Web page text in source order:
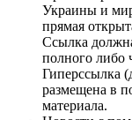
Украины и
прямая
Ссылка
полного либо
Гиперссылка
размещена в
материала.